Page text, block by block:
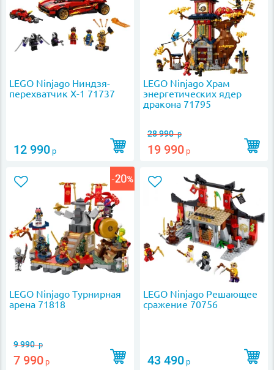
LEGO Ninjago Ниндзя-
перехватчик Х-1 71737
12 990 р
LEGO Ninjago Храм
энергетических ядер
дракона 71795
28 990р
19 990 р
LEGO Ninjago Турнирная
арена 71818
9 990р
7 990 р
LEGO Ninjago Решающее
сражение 70756
43 490 р